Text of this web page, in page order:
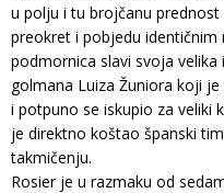
u polju i tu brojčanu
preokret i pobjedu identičnim
podmornica slavi svoja
golmana Luiza Žuniora koji
i potpuno se iskupio za veliki
je direktno koštao španski
takmičenju.
Rosier je u razmaku od